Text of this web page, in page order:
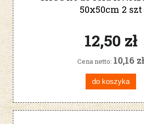
50x50cm 2 szt
12,50 zł
Cena netto: 10,16 zł
do koszyka